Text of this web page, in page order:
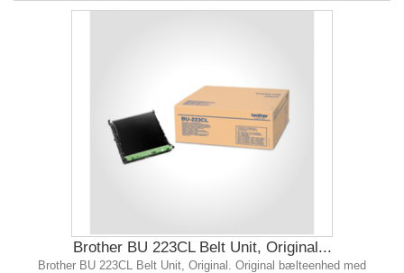
Brother BU 223CL Belt Unit, Original...
Brother BU 223CL Belt Unit, Original. Original bælteenhed med